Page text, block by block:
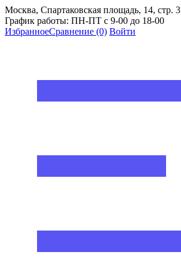
Москва, Спартаковская площадь, 14, стр. 3
График работы: ПН-ПТ с 9-00 до 18-00
ИзбранноеСравнение (0) Войти